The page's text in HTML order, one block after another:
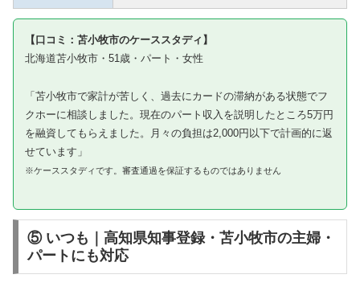
【口コミ：苫小牧市のケーススタディ】
北海道苫小牧市・51歳・パート・女性
「苫小牧市で家計が苦しく、過去にカードの滞納がある状態でフ
クホーに相談しました。現在のパート収入を説明したところ5万円
を融資してもらえました。月々の負担は2,000円以下で計画的に返
せています」
※ケーススタディです。審査通過を保証するものではありません
⑤ いつも｜高知県知事登録・苫小牧市の主婦・
パートにも対応